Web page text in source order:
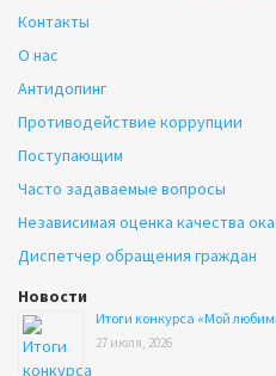
Контакты
О нас
Антидопинг
Противодействие коррупции
Поступающим
Часто задаваемые вопросы
Независимая оценка качества
Диспетчер обращения граждан
Новости
Итоги конкурса «Мой
27 июля, 2026